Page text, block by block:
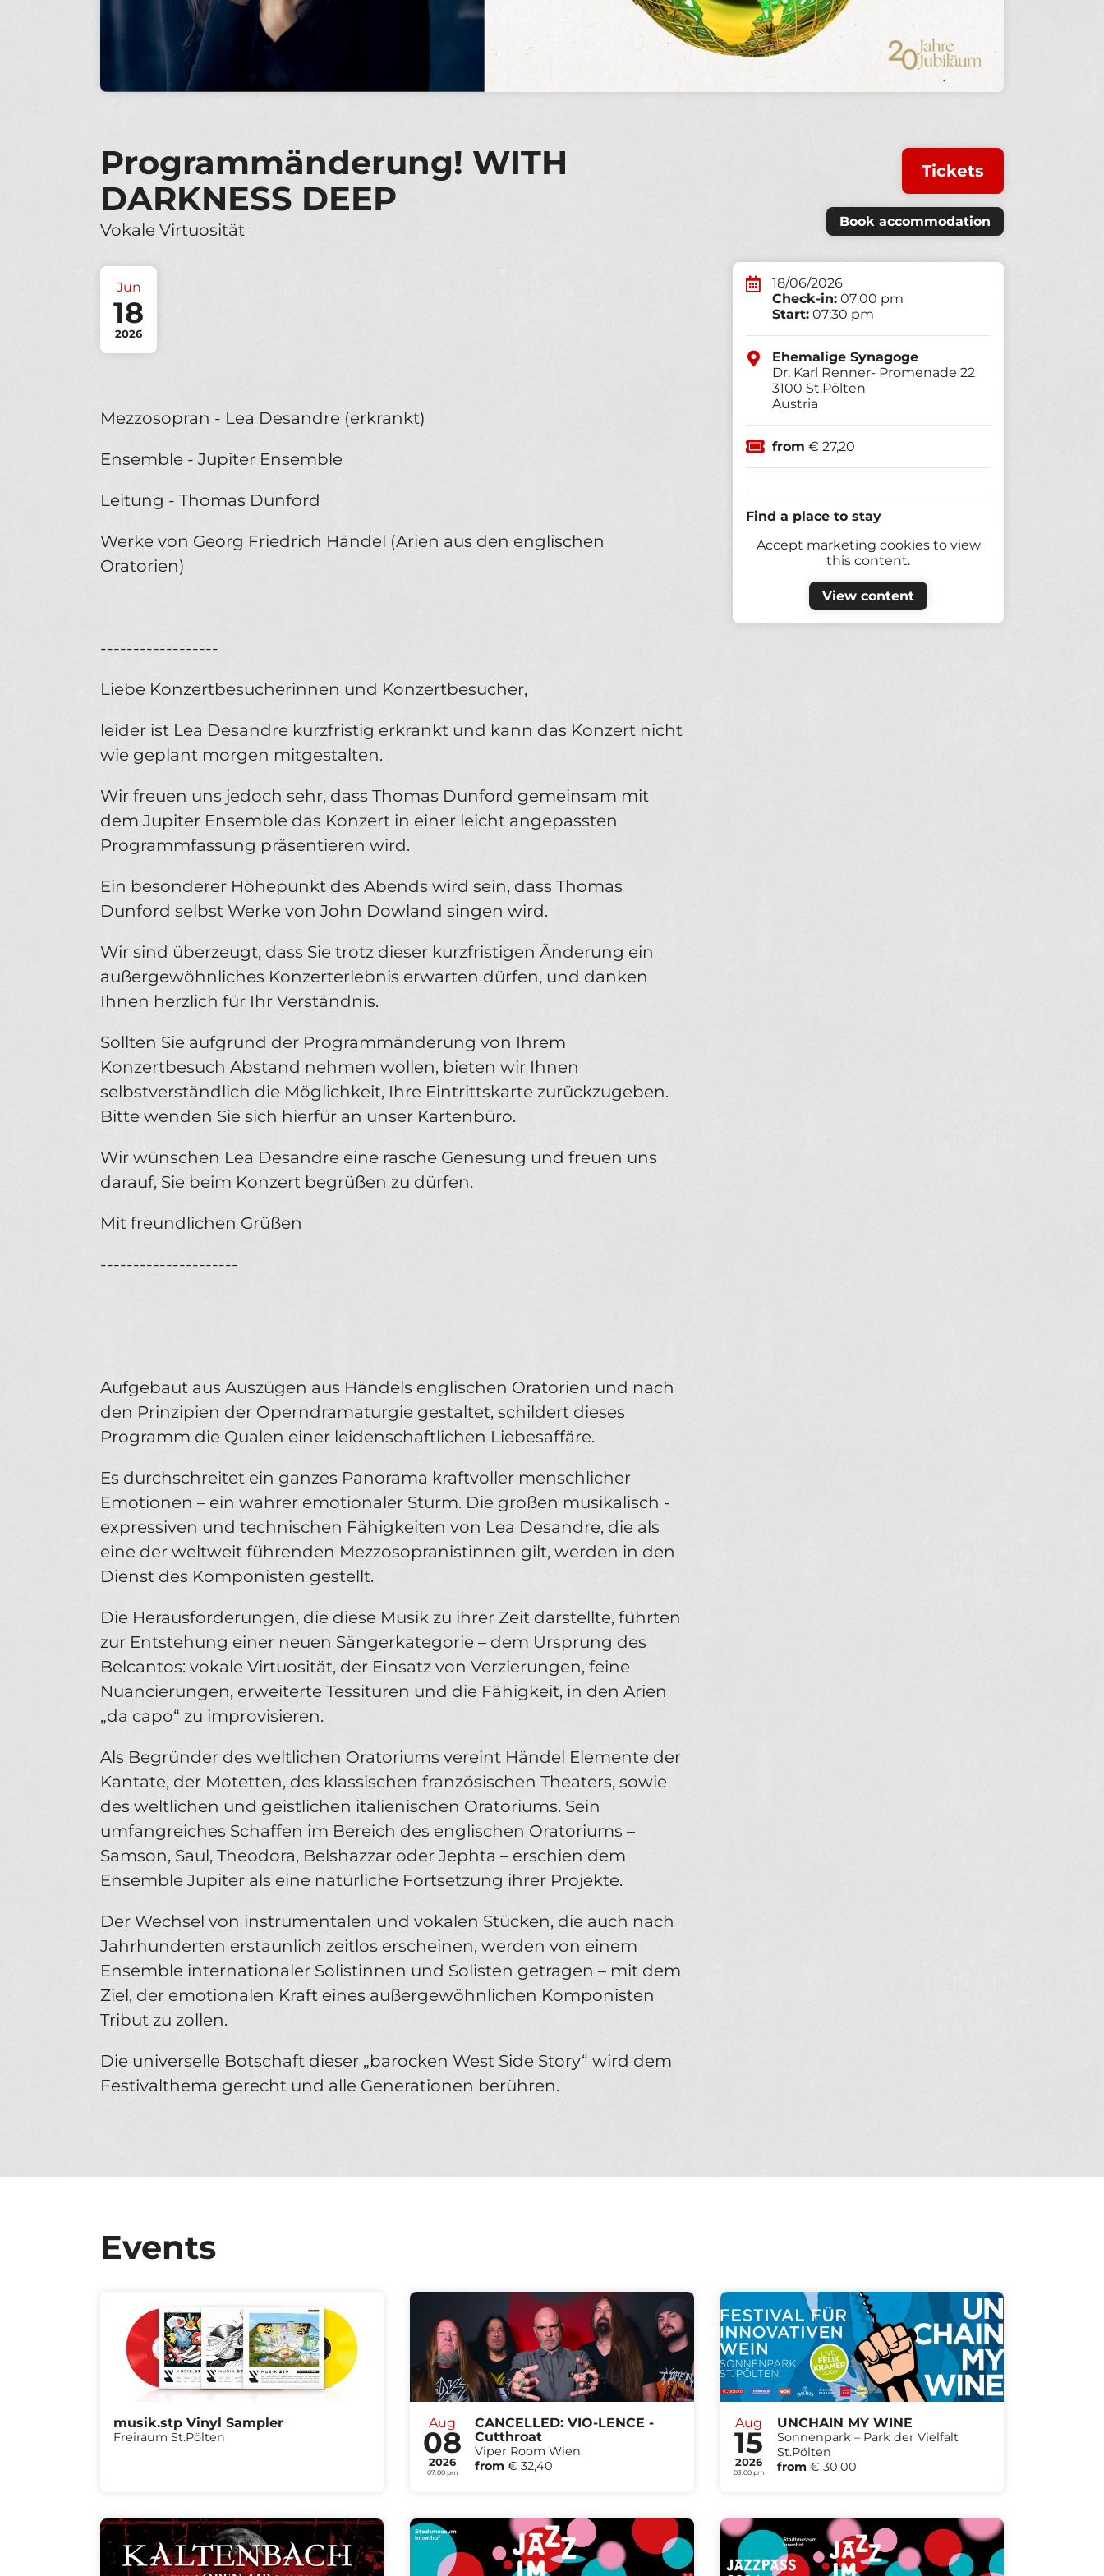
Programmänderung! WITH
DARKNESS DEEP
Vokale Virtuosität
Jun
18
2026
Mezzosopran - Lea Desandre (erkrankt)
Ensemble - Jupiter Ensemble
Leitung - Thomas Dunford
Werke von Georg Friedrich Händel (Arien aus den englischen
Oratorien)
------------------
Liebe Konzertbesucherinnen und Konzertbesucher,
leider ist Lea Desandre kurzfristig erkrankt und kann das Konzert nicht
wie geplant morgen mitgestalten.
Wir freuen uns jedoch sehr, dass Thomas Dunford gemeinsam mit
dem Jupiter Ensemble das Konzert in einer leicht angepassten
Programmfassung präsentieren wird.
Ein besonderer Höhepunkt des Abends wird sein, dass Thomas
Dunford selbst Werke von John Dowland singen wird.
Wir sind überzeugt, dass Sie trotz dieser kurzfristigen Änderung ein
außergewöhnliches Konzerterlebnis erwarten dürfen, und danken
Ihnen herzlich für Ihr Verständnis.
Sollten Sie aufgrund der Programmänderung von Ihrem
Konzertbesuch Abstand nehmen wollen, bieten wir Ihnen
selbstverständlich die Möglichkeit, Ihre Eintrittskarte zurückzugeben.
Bitte wenden Sie sich hierfür an unser Kartenbüro.
Wir wünschen Lea Desandre eine rasche Genesung und freuen uns
darauf, Sie beim Konzert begrüßen zu dürfen.
Mit freundlichen Grüßen
---------------------
Aufgebaut aus Auszügen aus Händels englischen Oratorien und nach
den Prinzipien der Operndramaturgie gestaltet, schildert dieses
Programm die Qualen einer leidenschaftlichen Liebesaffäre.
Es durchschreitet ein ganzes Panorama kraftvoller menschlicher
Emotionen – ein wahrer emotionaler Sturm. Die großen musikalisch -
expressiven und technischen Fähigkeiten von Lea Desandre, die als
eine der weltweit führenden Mezzosopranistinnen gilt, werden in den
Dienst des Komponisten gestellt.
Die Herausforderungen, die diese Musik zu ihrer Zeit darstellte, führten
zur Entstehung einer neuen Sängerkategorie – dem Ursprung des
Belcantos: vokale Virtuosität, der Einsatz von Verzierungen, feine
Nuancierungen, erweiterte Tessituren und die Fähigkeit, in den Arien
„da capo“ zu improvisieren.
Als Begründer des weltlichen Oratoriums vereint Händel Elemente der
Kantate, der Motetten, des klassischen französischen Theaters, sowie
des weltlichen und geistlichen italienischen Oratoriums. Sein
umfangreiches Schaffen im Bereich des englischen Oratoriums –
Samson, Saul, Theodora, Belshazzar oder Jephta – erschien dem
Ensemble Jupiter als eine natürliche Fortsetzung ihrer Projekte.
Der Wechsel von instrumentalen und vokalen Stücken, die auch nach
Jahrhunderten erstaunlich zeitlos erscheinen, werden von einem
Ensemble internationaler Solistinnen und Solisten getragen – mit dem
Ziel, der emotionalen Kraft eines außergewöhnlichen Komponisten
Tribut zu zollen.
Die universelle Botschaft dieser „barocken West Side Story“ wird dem
Festivalthema gerecht und alle Generationen berühren.
Tickets
Book accommodation
18/06/2026
Check-in: 07:00 pm
Start: 07:30 pm
Ehemalige Synagoge
Dr. Karl Renner- Promenade 22
3100 St.Pölten
Austria
from € 27,20
Find a place to stay
Accept marketing cookies to view
this content.
View content
Events
musik.stp Vinyl Sampler
Freiraum St.Pölten
Aug
08
2026
07:00 pm
CANCELLED: VIO-LENCE -
Cutthroat
Viper Room Wien
from € 32,40
Aug
15
2026
03:00 pm
UNCHAIN MY WINE
Sonnenpark – Park der Vielfalt
St.Pölten
from€ 30,00